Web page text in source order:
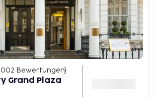
Bewertungen)
Grand Plaza